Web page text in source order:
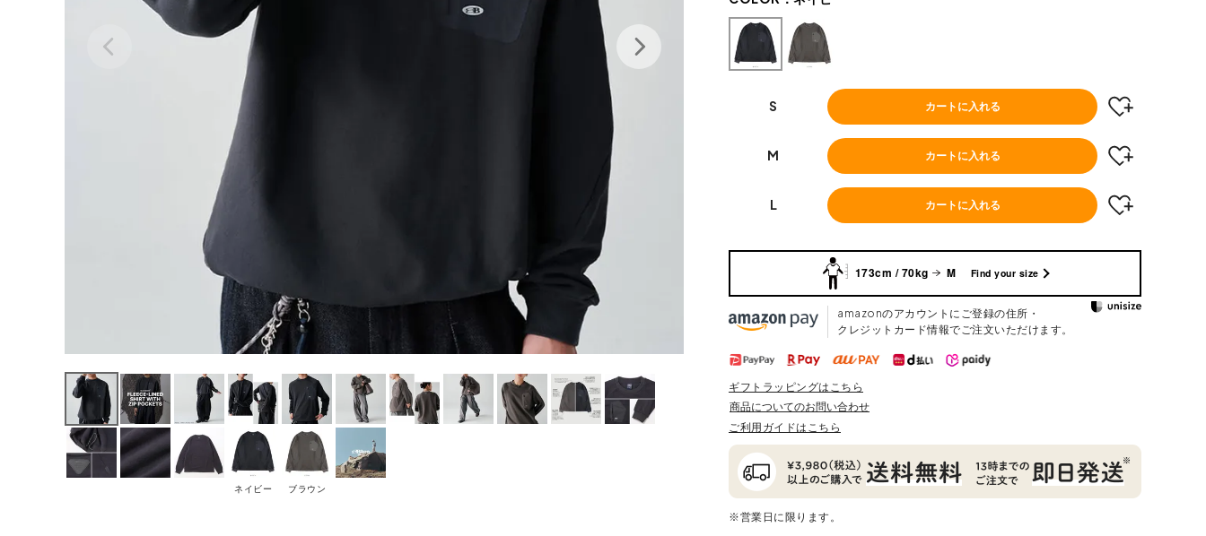
ネイビー ブラウン
S カートに入れる
M カートに入れる
L カートに入れる
173cm / 70kg M Find your size
amazonのアカウントにご登録の住所・
クレジットカード情報でご注文いただけます。
ギフトラッピングはこちら
商品についてのお問い合わせ
ご利用ガイドはこちら
※営業日に限ります。